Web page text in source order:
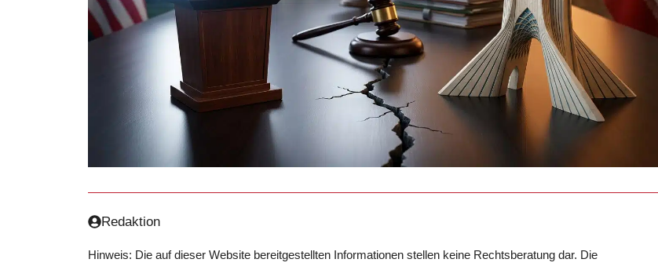
Redaktion
Hinweis: Die auf dieser Website bereitgestellten Informationen stellen keine Rechtsberatung dar. Die